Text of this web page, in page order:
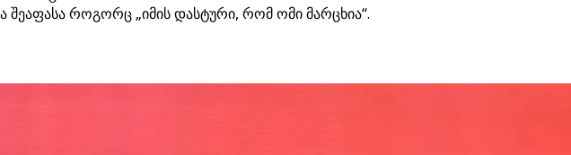
შეაფასა როგორც „იმის დასტური, რომ ომი მარცხია“.